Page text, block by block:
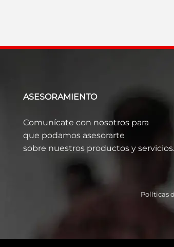
ASESORAMIENTO
Comunícate con nosotros para
que podamos asesorarte
sobre nuestros productos y servicios.
Políticas